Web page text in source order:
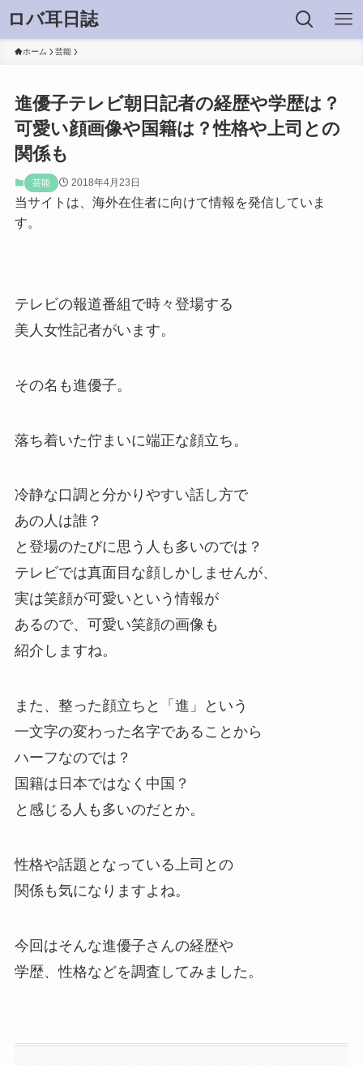
ロバ耳日誌
ホーム 芸能
進優子テレビ朝日記者の経歴や学歴は？
可愛い顔画像や国籍は？性格や上司との
関係も
芸能 2018年4月23日
当サイトは、海外在住者に向けて情報を発信していま
す。
テレビの報道番組で時々登場する
美人女性記者がいます。
その名も進優子。
落ち着いた佇まいに端正な顔立ち。
冷静な口調と分かりやすい話し方で
あの人は誰？
と登場のたびに思う人も多いのでは？
テレビでは真面目な顔しかしませんが、
実は笑顔が可愛いという情報が
あるので、可愛い笑顔の画像も
紹介しますね。
また、整った顔立ちと「進」という
一文字の変わった名字であることから
ハーフなのでは？
国籍は日本ではなく中国？
と感じる人も多いのだとか。
性格や話題となっている上司との
関係も気になりますよね。
今回はそんな進優子さんの経歴や
学歴、性格などを調査してみました。